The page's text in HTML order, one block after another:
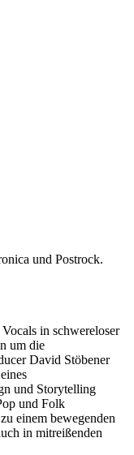
und Postrock.
in schwereloser
um die
David Stöbener
und Storytelling
und Folk
einem bewegenden
in mitreißenden